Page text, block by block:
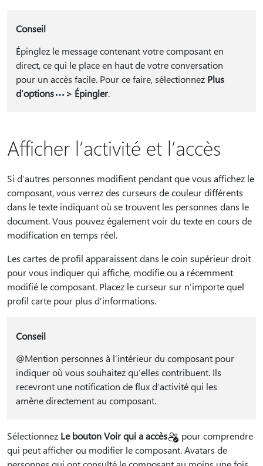
Conseil
Épinglez le message contenant votre composant en
direct, ce qui le place en haut de votre conversation
pour un accès facile. Pour ce faire, sélectionnez Plus
d’options
> Épingler.
Afficher l’activité et l’accès
Si d’autres personnes modifient pendant que vous affichez le
composant, vous verrez des curseurs de couleur différents
dans le texte indiquant où se trouvent les personnes dans le
document. Vous pouvez également voir du texte en cours de
modification en temps réel.
Les cartes de profil apparaissent dans le coin supérieur droit
pour vous indiquer qui affiche, modifie ou a récemment
modifié le composant. Placez le curseur sur n’importe quel
profil carte pour plus d’informations.
Conseil
@Mention personnes à l’intérieur du composant pour
indiquer où vous souhaitez qu’elles contribuent. Ils
recevront une notification de flux d’activité qui les
amène directement au composant.
Sélectionnez Le bouton Voir qui a accès
pour comprendre
qui peut afficher ou modifier le composant. Avatars de